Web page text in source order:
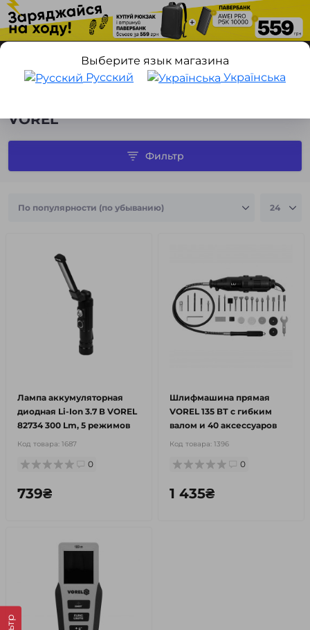
VOREL
Выберите язык магазина
Русский
Українська
Фильтр
Лампа аккумуляторная
диодная Li-Ion 3.7 В VOREL
82734 300 Lm, 5 режимов
Код товара: 1687
0
739₴
Шлифмашина прямая
VOREL 135 ВТ с гибким
валом и 40 аксессуаров
Код товара: 1396
0
1 435₴